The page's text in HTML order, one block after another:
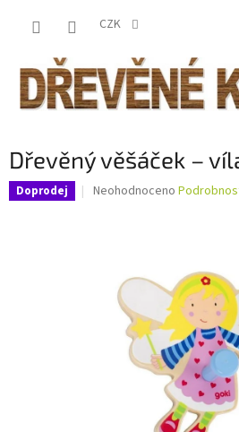
CZK
Dřevěný věšáček –
Doprodej
Průměrné
hvězdiček.
Neohodnoceno